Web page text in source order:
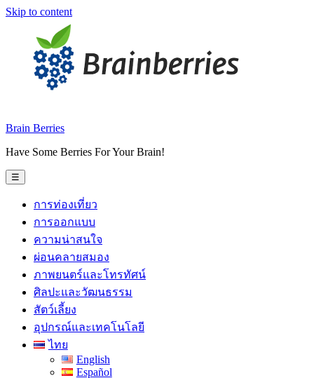
Skip to content
Brain Berries
Have Some Berries For Your Brain!
☰
การท่องเที่ยว
การออกแบบ
ความน่าสนใจ
ผ่อนคลายสมอง
ภาพยนตร์และโทรทัศน์
ศิลปะและวัฒนธรรม
สัตว์เลี้ยง
อุปกรณ์และเทคโนโลยี
ไทย
English
Español